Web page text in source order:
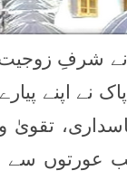
شرفِ زوجیت
نے اپنے
تقویٰ
سے